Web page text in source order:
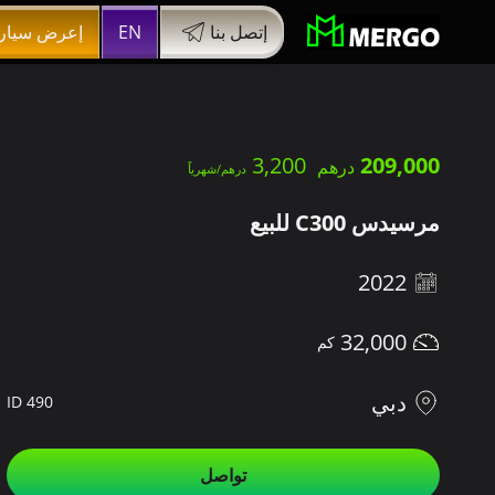
إعرض EN إتصل بنا
209,000
3,200
مرسيدس C300 للبيع
2022
32,000
دبي ID 490
تواصل